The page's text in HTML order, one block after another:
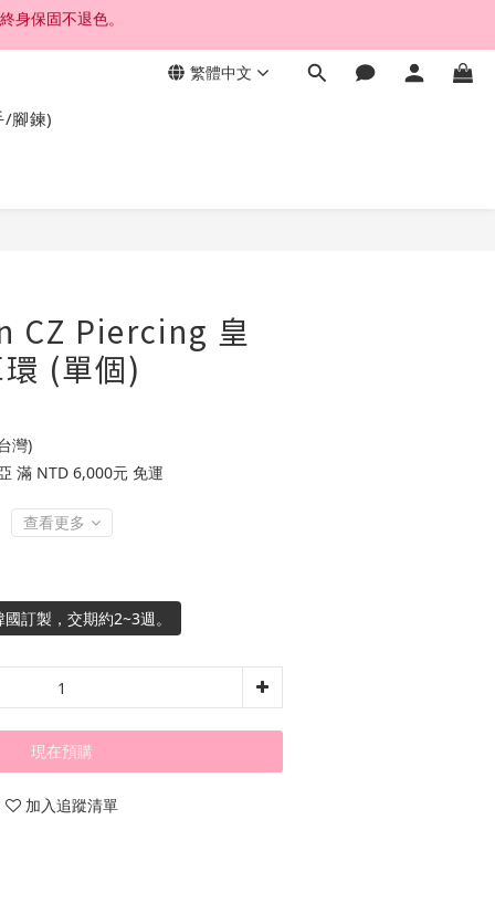
繁體中文
/腳鍊)
CZ Piercing 皇
(單個)
灣)
滿 NTD 6,000元 免運
查看更多
訂製，交期約2~3週。
現在預購
加入追蹤清單